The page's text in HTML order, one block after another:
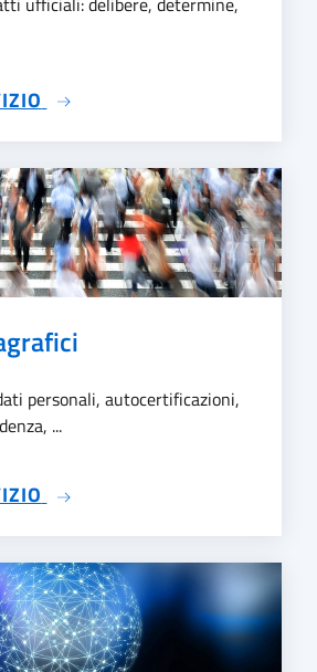
SU ATTI AMMINISTRATIVI
personali, autocertificazioni,
...
SU SERVIZI ANAGRAFICI